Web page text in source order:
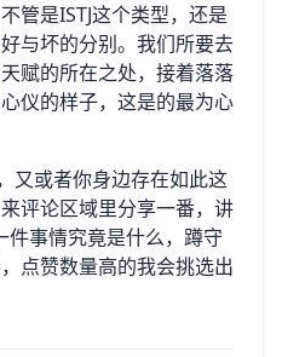
管是ISTJ这个类型，还是
与坏的分别。我们所要去
赋的所在之处，接着落落
仪的样子，这是的最为心
又或者你身边存在如此这
评论区域里分享一番，讲
件事情究竟是什么，蹲守
点赞数量高的我会挑选出